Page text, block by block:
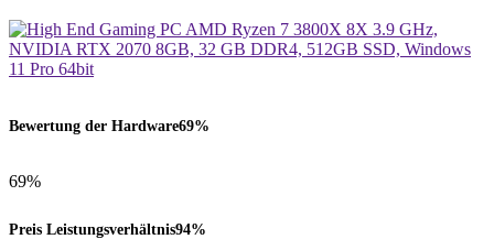
Bewertung der Hardware69%
69%
Preis Leistungsverhältnis94%